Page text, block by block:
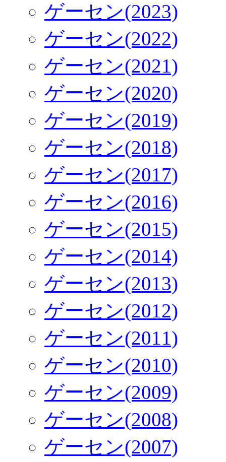
ゲーセン(2023)
ゲーセン(2022)
ゲーセン(2021)
ゲーセン(2020)
ゲーセン(2019)
ゲーセン(2018)
ゲーセン(2017)
ゲーセン(2016)
ゲーセン(2015)
ゲーセン(2014)
ゲーセン(2013)
ゲーセン(2012)
ゲーセン(2011)
ゲーセン(2010)
ゲーセン(2009)
ゲーセン(2008)
ゲーセン(2007)